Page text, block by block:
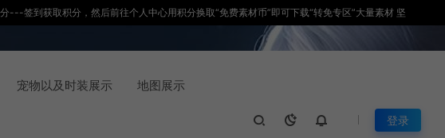
到获取积分，然后前往个人中心用积分换取“免费素材币”即可下载“转免专区”大量素材 坚
宠物以及时装展示 地图展示
登录